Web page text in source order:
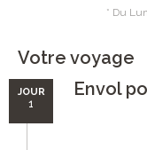
* Du
Votre voyage
JOUR
1
Envol